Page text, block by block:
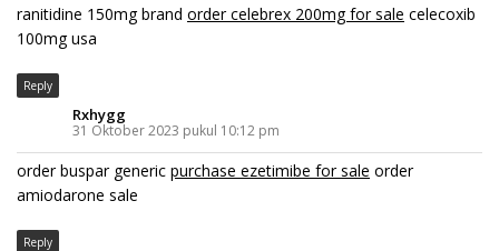
ranitidine 150mg brand order celebrex 200mg for sale celecoxib
100mg usa
Reply
Rxhygg
31 Oktober 2023 pukul 10:12 pm
order buspar generic purchase ezetimibe for sale order
amiodarone sale
Reply